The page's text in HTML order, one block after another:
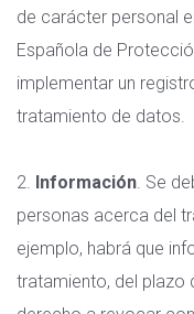
de carácter personal
Española de
implementar un
tratamiento de datos.
2. Información. Se
personas acerca del
ejemplo, habrá que
tratamiento, del plazo